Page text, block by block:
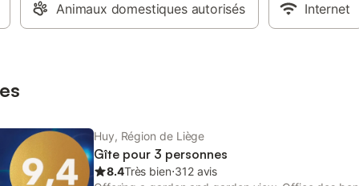
Animaux domestiques autorisés Internet
Huy, Région de Liège
Gîte pour 3 personnes
8.4Très bien⋅312 avis